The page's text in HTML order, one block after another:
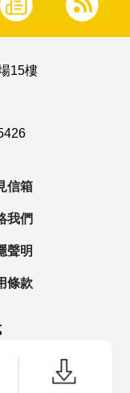
15樓
信箱
我們
聲明
條款